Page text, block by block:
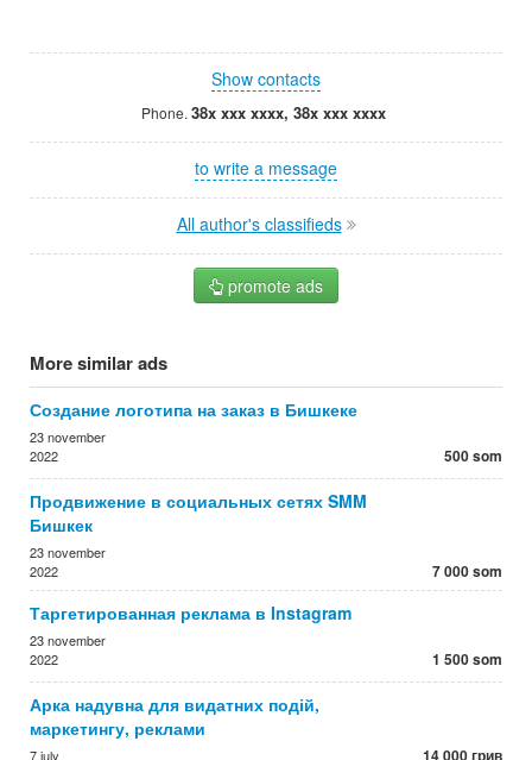
Show contacts
Phone. 38x xxx xxxx, 38x xxx xxxx
to write a message
All author's classifieds
promote ads
More similar ads
Создание логотипа на заказ в Бишкеке
23 november
2022
500 som
Продвижение в социальных сетях SMM
Бишкек
23 november
2022
7 000 som
Таргетированная реклама в Instagram
23 november
2022
1 500 som
Арка надувна для видатних подій,
маркетингу, реклами
7 july 14 000 грив